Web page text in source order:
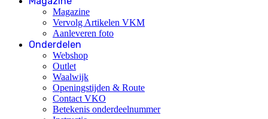
Magazine
Vervolg Artikelen VKM
Aanleveren foto
Onderdelen
Webshop
Outlet
Waalwijk
Openingstijden & Route
Contact VKO
Betekenis onderdeelnummer